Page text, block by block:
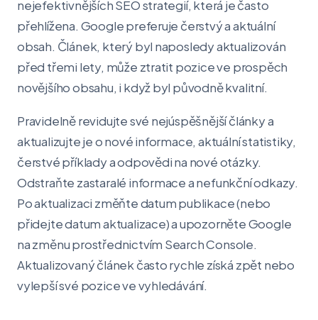
nejefektivnějších SEO strategií, která je často
přehlížena. Google preferuje čerstvý a aktuální
obsah. Článek, který byl naposledy aktualizován
před třemi lety, může ztratit pozice ve prospěch
novějšího obsahu, i když byl původně kvalitní.
Pravidelně revidujte své nejúspěšnější články a
aktualizujte je o nové informace, aktuální statistiky,
čerstvé příklady a odpovědi na nové otázky.
Odstraňte zastaralé informace a nefunkční odkazy.
Po aktualizaci změňte datum publikace (nebo
přidejte datum aktualizace) a upozorněte Google
na změnu prostřednictvím Search Console.
Aktualizovaný článek často rychle získá zpět nebo
vylepší své pozice ve vyhledávání.